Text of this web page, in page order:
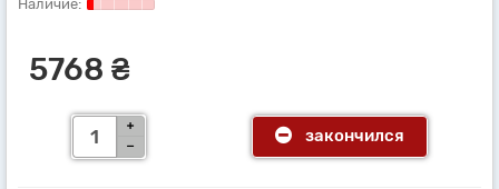
5768 ₴
закончился